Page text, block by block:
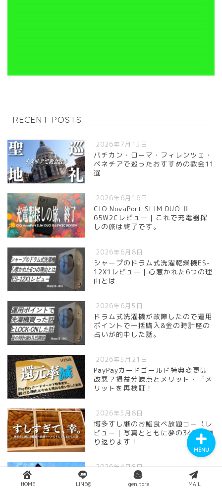
RECENT POSTS
2026年7月15日
バチカン・ローマ・フィレンツェ・
ベネチアで巡ったおすすめの教会11
選
2026年6月16日
CIO NovaPort SLIM DUO Ⅱ
65W2Cレビュー｜これで充電器探
しの旅は終了です。
2026年6月8日
シャープのドラム式洗濯乾燥機ES-
12X1レビュー｜心惹かれた6つの理
由とは
2026年6月5日
ドラム式洗濯機が故障したので運用
ポイントで一括購入&金の時計座の
占いが的中した話。
2026年5月21日
PayPayカードゴールド特典変更は
改悪？損益分岐点とメリット・デメ
リットを再検証！
2026年5月8日
博多すし継のお鮨食べ放題コースレ
ビュー｜写真とともに夢の34貫を振
り返ります！
2026年4月8日
イタリア子連れ自力旅行2025｜飛
行機も列車もエアビーも通貨も全部
HOME LINE@ genitore MAIL
MENU
YouTube
Instagram